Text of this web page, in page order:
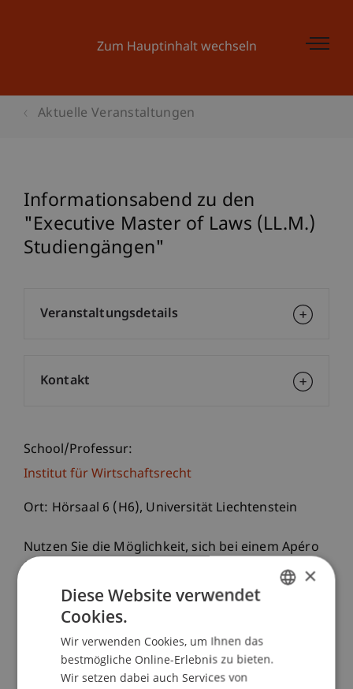
Zum Hauptinhalt wechseln
Aktuelle Veranstaltungen
Informationsabend zu den
"Executive Master of Laws (LL.M.)
Studiengängen"
School/Professur:
Institut für Wirtschaftsrecht
Ort: Hörsaal 6 (H6), Universität Liechtenstein
Nutzen Sie die Möglichkeit, sich bei einem Apéro
über die seit Jahren erfolgreichen und im
September 2022 erneut startenden Executive-
Masterstudiengänge (LL.M.)
Bank- und Finanzmarktrechtbei PD Dr.
Dimitrios Linardatos,
Veranstaltungsdetails
Kontakt
×
Diese Website verwendet
Cookies.
Wir verwenden Cookies, um Ihnen das
bestmögliche Online-Erlebnis zu bieten.
Wir setzen dabei auch Services von